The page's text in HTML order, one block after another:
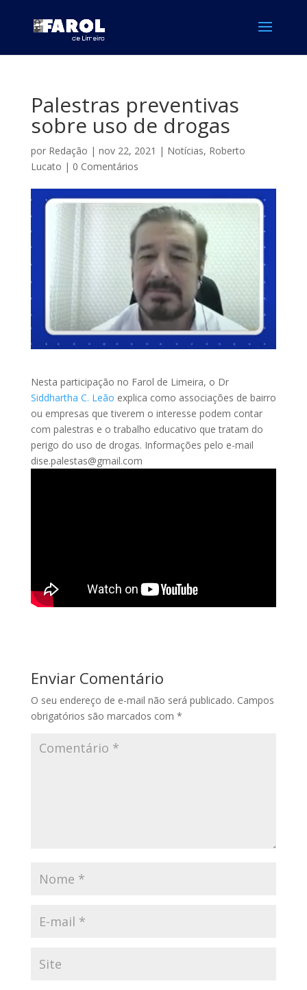
Palestras preventivas
sobre uso de drogas
por Redação | nov 22, 2021 | Notícias, Roberto
Lucato | 0 Comentários
Nesta participação no Farol de Limeira, o Dr
Siddhartha C. Leão explica como associações de bairro
ou empresas que tiverem o interesse podem contar
com palestras e o trabalho educativo que tratam do
perigo do uso de drogas. Informações pelo e-mail
dise.palestas@gmail.com
Enviar Comentário
O seu endereço de e-mail não será publicado. Campos
obrigatórios são marcados com *